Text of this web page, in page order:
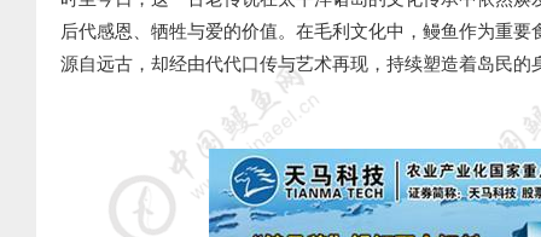
后代感恩、牺牲与爱的价值。在毛利文化中，鳗鱼作为重
源自远古，却经由代代口传与艺术再现，持续塑造着岛民